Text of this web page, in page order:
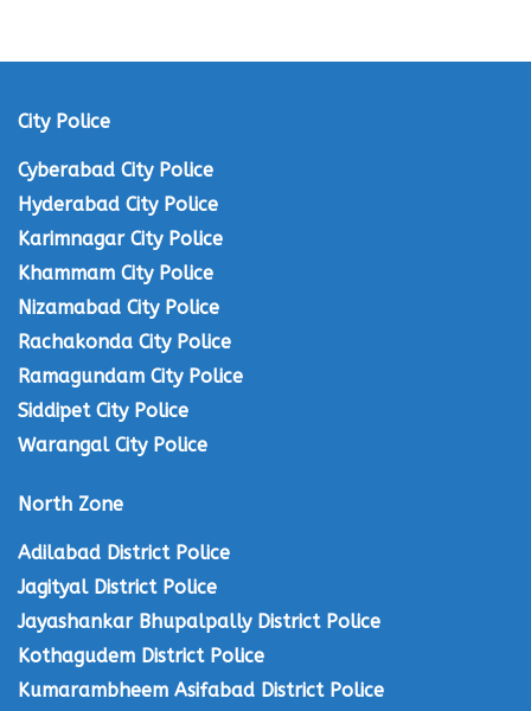
City Police
Cyberabad City Police
Hyderabad City Police
Karimnagar City Police
Khammam City Police
Nizamabad City Police
Rachakonda City Police
Ramagundam City Police
Siddipet City Police
Warangal City Police
North Zone
Adilabad District Police
Jagityal District Police
Jayashankar Bhupalpally District Police
Kothagudem District Police
Kumarambheem Asifabad District Police